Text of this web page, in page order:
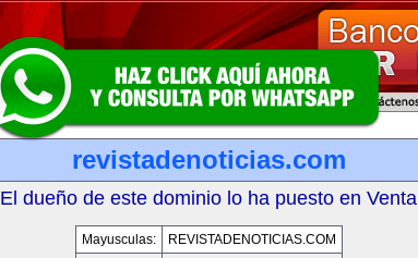
revistadenoticias.com
El dueño de este dominio lo ha puesto en Venta
Mayusculas:
REVISTADENOTICIAS.COM